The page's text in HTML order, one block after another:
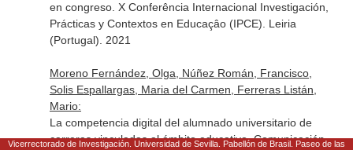
en congreso. X Conferência Internacional Investigación,
Prácticas y Contextos en Educaçâo (IPCE). Leiria
(Portugal). 2021
Moreno Fernández, Olga, Núñez Román, Francisco,
Solis Espallargas, Maria del Carmen, Ferreras Listán,
Mario:
La competencia digital del alumnado universitario de
carreras vinculadas al ámbito educativo. Comunicación
Vicerrectorado de Investigación. Universidad de Sevilla. Pabellón de Brasil. Paseo de las